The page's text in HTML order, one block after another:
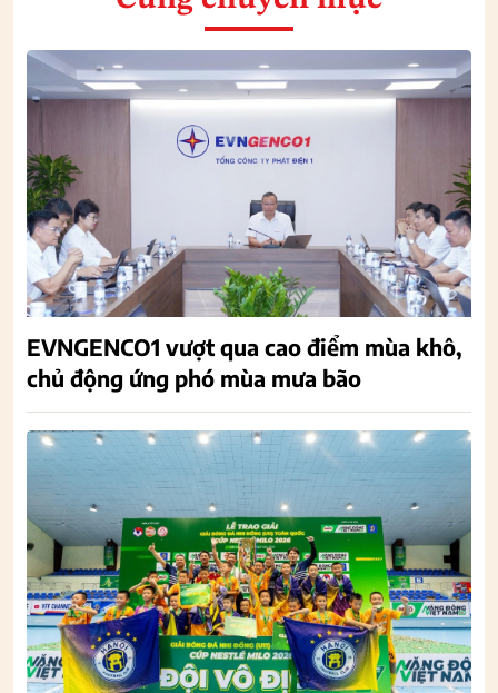
EVNGENCO1 vượt qua cao điểm mùa khô,
chủ động ứng phó mùa mưa bão